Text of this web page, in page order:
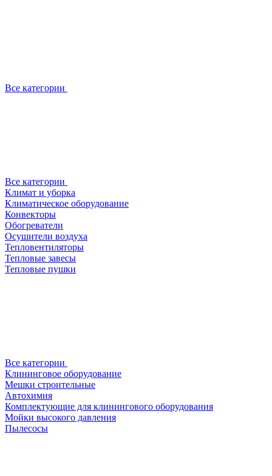
Все категории
Все категории
Климат и уборка
Климатическое оборудование
Конвекторы
Обогреватели
Осушители воздуха
Тепловентиляторы
Тепловые завесы
Тепловые пушки
Все категории
Клининговое оборудование
Мешки строительные
Автохимия
Комплектующие для клинингового оборудования
Мойки высокого давления
Пылесосы